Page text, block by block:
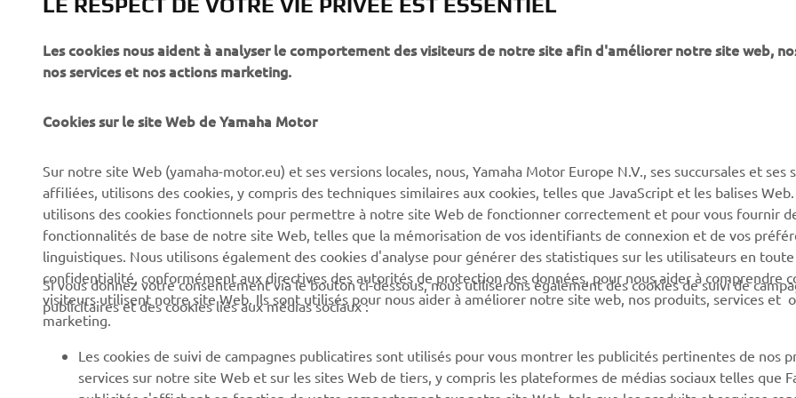
CORPORATE
Événements
Brochures
Travailler chez Yamaha
Devenir concessionnaire
Yamaha « Revs Your Heart
» : Et votre cœur bat plus
PROS & B2B
secours
Professionnels
Robotique
Systèmes pour VAE
Partenariats
Informations techniques
destinées aux revendeurs
Fiche de données de
sécurité Yamalube
PLUS YAMAHA
Yamaha Racing (en)
Yamaha Motor Global (en)
Application mobiles
SUPPORT
Catalogue de pièces
Information sur la gestion
des batteries usagées
LE RESPECT DE VOTRE VIE PRIVÉE EST ESSENTIEL
Les cookies nous aident à analyser le comportement des visiteurs de notre site afin d'améliorer notre site web,
nos services et nos actions marketing.
Cookies sur le site Web de Yamaha Motor
Sur notre site Web (yamaha-motor.eu) et ses versions locales, nous, Yamaha Motor Europe N.V., ses succursales et ses
affiliées, utilisons des cookies, y compris des techniques similaires aux cookies, telles que JavaScript et les balises
utilisons des cookies fonctionnels pour permettre à notre site Web de fonctionner correctement et pour vous fournir
fonctionnalités de base de notre site Web, telles que la mémorisation de vos identifiants de connexion et de vos
linguistiques. Nous utilisons également des cookies d'analyse pour générer des statistiques sur les utilisateurs en toute
confidentialité, conformément aux directives des autorités de protection des données, pour nous aider à comprendre
visiteurs utilisent notre site Web. Ils sont utilisés pour nous aider à améliorer notre site web, nos produits, services et
marketing.
Si vous donnez votre consentement via le bouton ci-dessous, nous utiliserons également des cookies de suivi de
publicitaires et des cookies liés aux médias sociaux :
Les cookies de suivi de campagnes publicatires sont utilisés pour vous montrer les publicités pertinentes de nos
services sur notre site Web et sur les sites Web de tiers, y compris les plateformes de médias sociaux telles que